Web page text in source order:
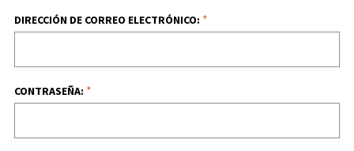
DIRECCIÓN DE CORREO ELECTRÓNICO: *
CONTRASEÑA: *